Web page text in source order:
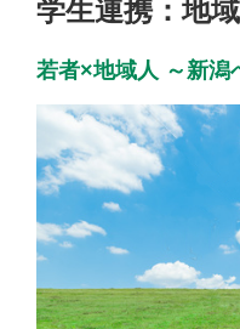
日:
学生連携：地
若者×地域人 ～新潟